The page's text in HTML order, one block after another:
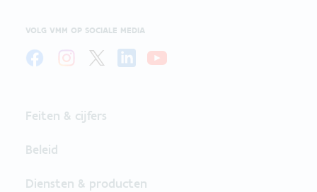
VOLG VMM OP SOCIALE MEDIA
Feiten & cijfers
Beleid
Diensten & producten